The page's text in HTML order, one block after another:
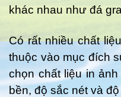
khác nhau như đá
Có rất nhiều chất
thuộc vào mục đích
chọn chất liệu in
bền, độ sắc nét và